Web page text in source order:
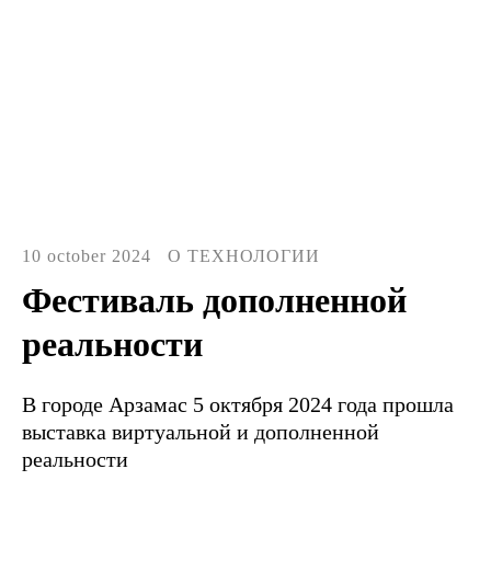
10 october 2024 О ТЕХНОЛОГИИ
Фестиваль дополненной
реальности
В городе Арзамас 5 октября 2024 года прошла
выставка виртуальной и дополненной
реальности